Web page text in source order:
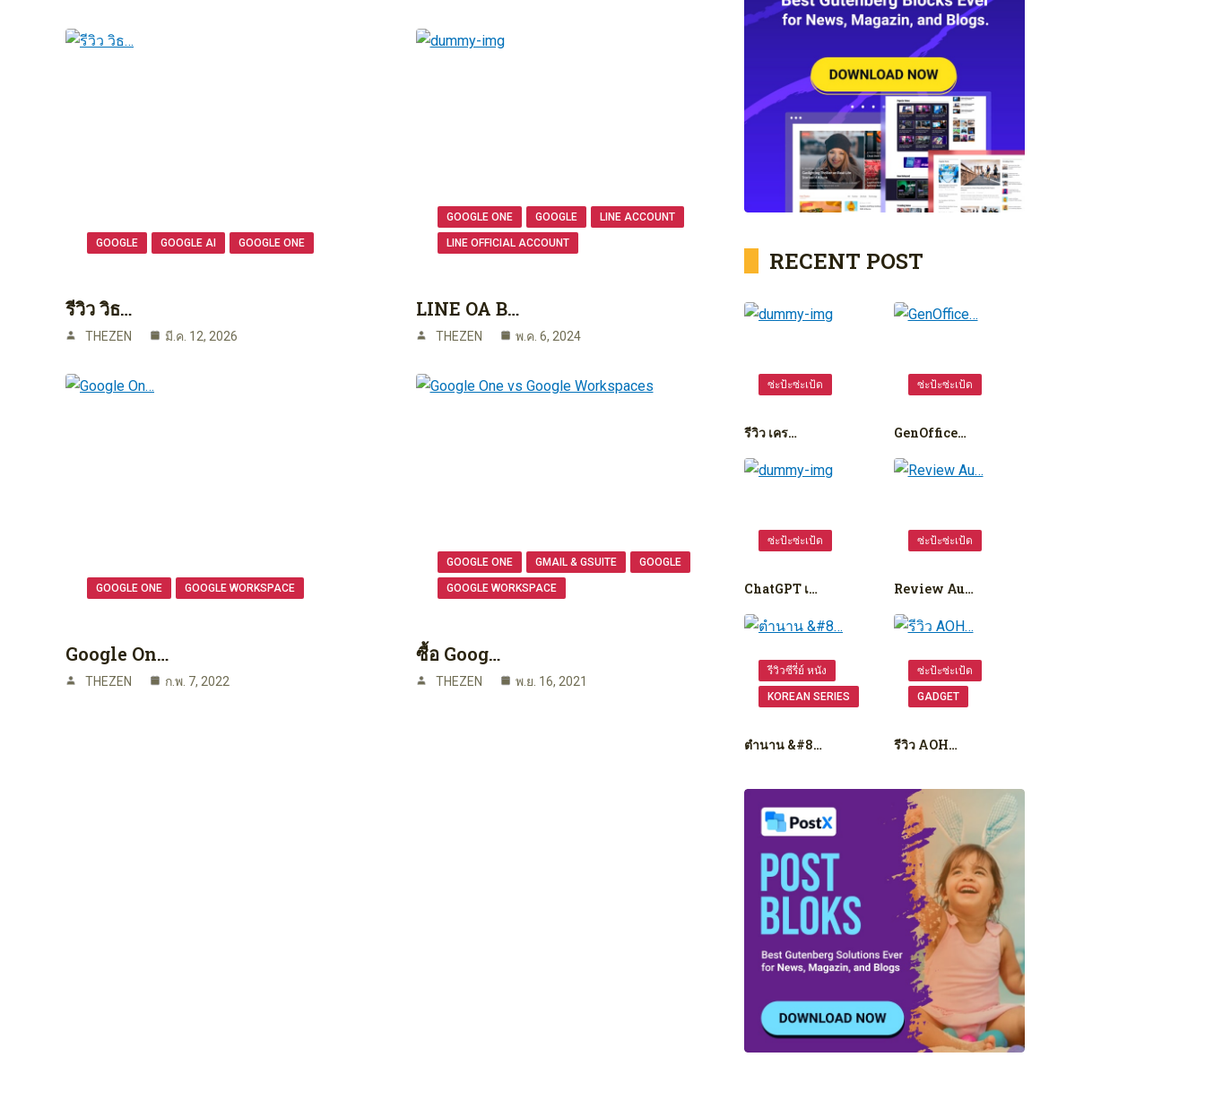
GOOGLE GOOGLE AI GOOGLE ONE
รีวิว วิธ…
THEZEN มี.ค. 12, 2026
GOOGLE ONE GOOGLE LINE ACCOUNT
LINE OFFICIAL ACCOUNT
LINE OA B…
THEZEN พ.ค. 6, 2024
GOOGLE ONE GOOGLE WORKSPACE
Google On…
THEZEN ก.พ. 7, 2022
GOOGLE ONE GMAIL & GSUITE GOOGLE
GOOGLE WORKSPACE
ซื้อ Goog…
THEZEN พ.ย. 16, 2021
RECENT POST
ซ่ะป้ะซ่ะเป้ด
รีวิว เคร…
ซ่ะป้ะซ่ะเป้ด
GenOffice…
ซ่ะป้ะซ่ะเป้ด
ChatGPT เ…
ซ่ะป้ะซ่ะเป้ด
Review Au…
รีวิวซีรี่ย์ หนัง
KOREAN SERIES
ตำนาน &#8…
ซ่ะป้ะซ่ะเป้ด
GADGET
รีวิว AOH…